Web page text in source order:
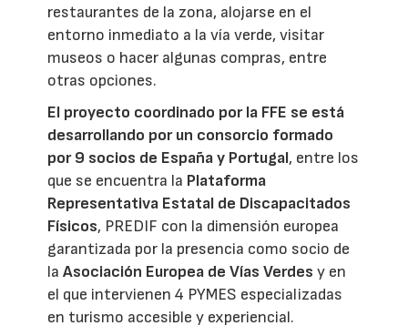
restaurantes de la zona, alojarse en el
entorno inmediato a la vía verde, visitar
museos o hacer algunas compras, entre
otras opciones.
El proyecto coordinado por la FFE se está
desarrollando por un consorcio formado
por 9 socios de España y Portugal, entre los
que se encuentra la Plataforma
Representativa Estatal de Discapacitados
Físicos, PREDIF con la dimensión europea
garantizada por la presencia como socio de
laAsociación Europea de Vías Verdes y en
el que intervienen 4 PYMES especializadas
en turismo accesible y experiencial.